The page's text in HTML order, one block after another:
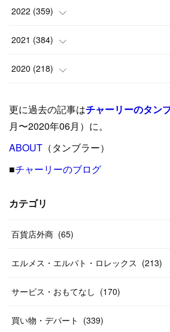
(6)
(9 )
( 5 )
( 15
(24)
(8 )
(17
(12)
(10)
(18)
(17)
)
(12)
19)
(13
(14)
(25)
(17)
(35)
(33 )
(26)
27)
(29
(24)
(26
2022 (359)
(42)
(37)
(31)
(31)
31
(26
(20)
(14
(46
2021 (384)
(9)
(39)
( 23)
40
(55
(38)
(20
(31
58)
2020 (218)
(24)
( 42)
(33
(46)
(20
更に過去の記事はチャーリーのタン
月〜2020年06月）に。
ABOUT （タンブラー）
■チャーリーのブログ
カテゴリ
百貨店外商 (65)
エルメス・エルパト・ロレックス (213)
サービス・おもてなし (170)
買い物・デパート (339)